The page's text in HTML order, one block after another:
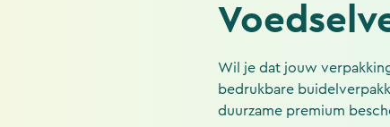
Wil je dat jouw
bedrukbare
duurzame premium